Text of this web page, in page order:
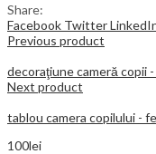
Share:
Facebook Twitter
Previous product
decoraţiune cameră copii
Next product
tablou camera copilului -
100lei